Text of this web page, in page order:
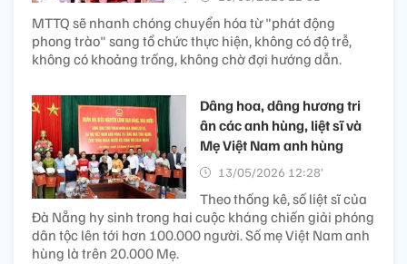
MTTQ sẽ nhanh chóng chuyển hóa từ "phát động
phong trào" sang tổ chức thực hiện, không có độ trễ,
không có khoảng trống, không chờ đợi hướng dẫn.
Dâng hoa, dâng hương tri
ân các anh hùng, liệt sĩ và
Mẹ Việt Nam anh hùng
13/05/2026 12:28’
Theo thống kê, số liệt sĩ của
Đà Nẵng hy sinh trong hai cuộc kháng chiến giải phóng
dân tộc lên tới hơn 100.000 người. Số mẹ Việt Nam anh
hùng là trên 20.000 Mẹ.